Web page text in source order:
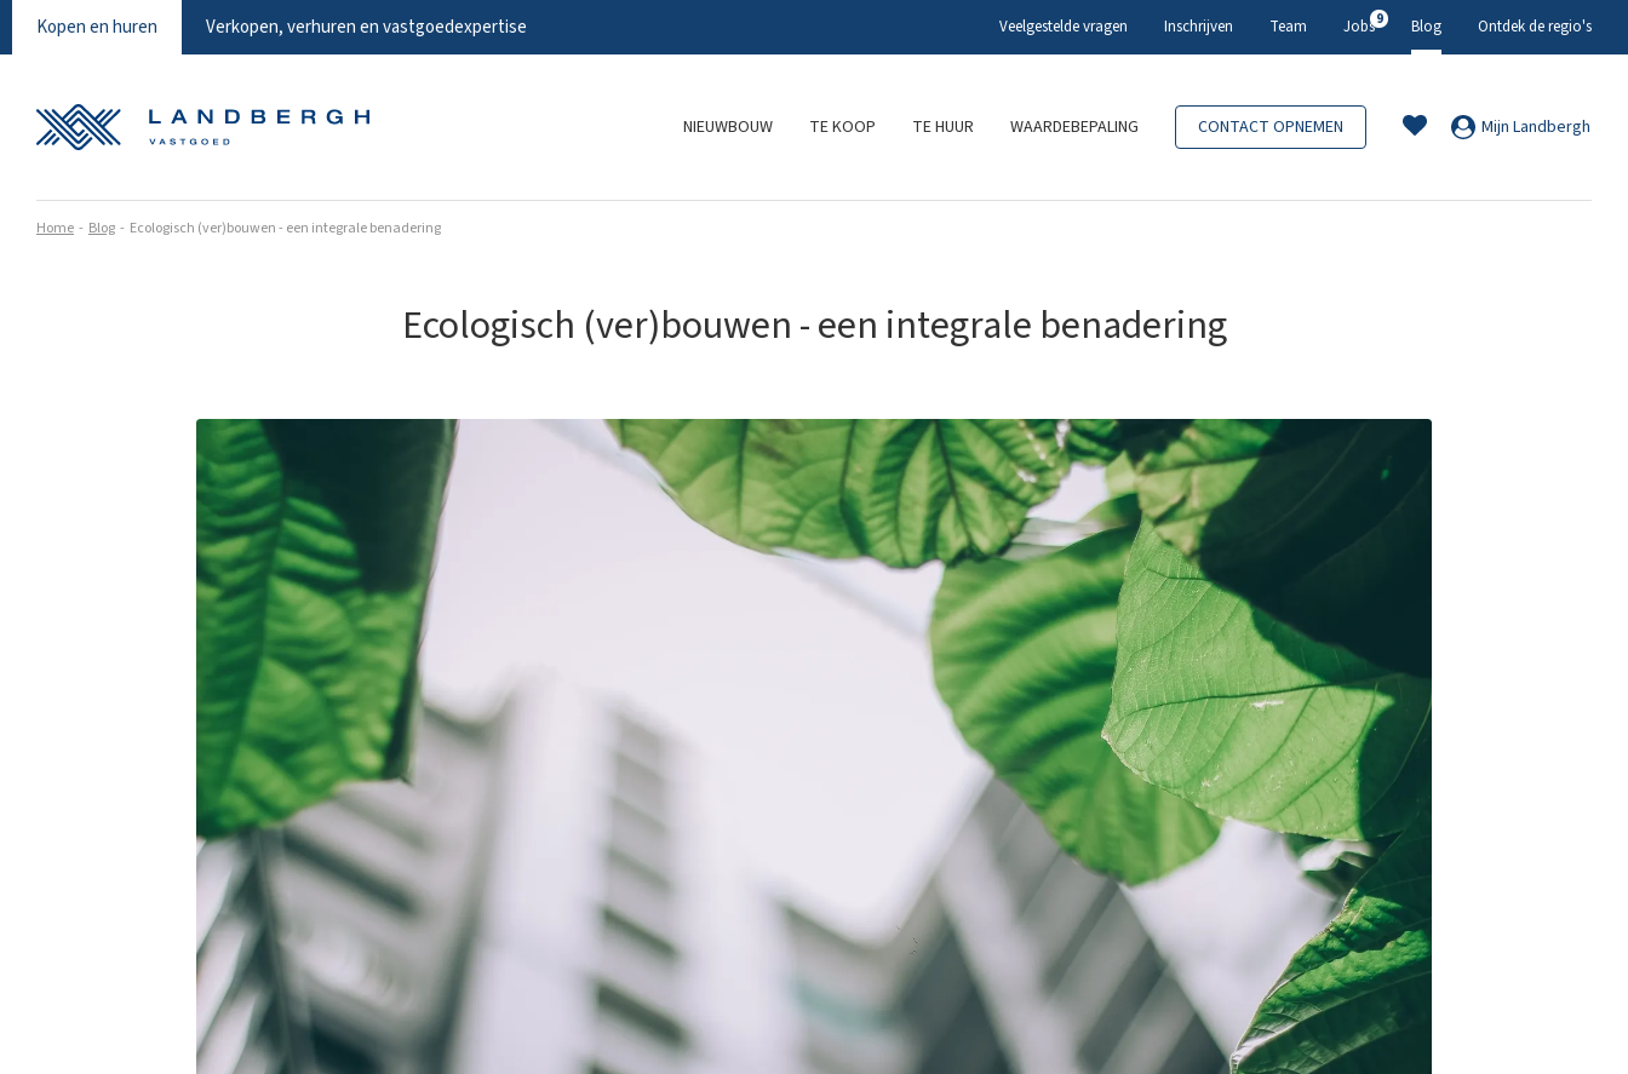
NIEUWBOUW TE KOOP TE HUUR WAARDEBEPALING CONTACT OPNEMEN Mijn Landbergh
Kopen en huren Verkopen, verhuren en vastgoedexpertise Veelgestelde vragen Inschrijven Team Jobs9 Blog Ontdek de regio's
Home Blog Ecologisch (ver)bouwen - een integrale benadering
Ecologisch (ver)bouwen - een integrale benadering